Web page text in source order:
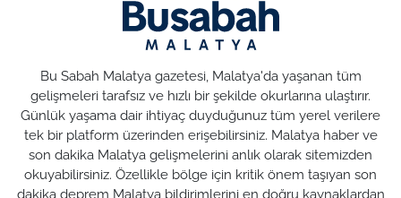
Bu Sabah Malatya gazetesi, Malatya'da yaşanan tüm
gelişmeleri tarafsız ve hızlı bir şekilde okurlarına ulaştırır.
Günlük yaşama dair ihtiyaç duyduğunuz tüm yerel verilere
tek bir platform üzerinden erişebilirsiniz. Malatya haber ve
son dakika Malatya gelişmelerini anlık olarak sitemizden
okuyabilirsiniz. Özellikle bölge için kritik önem taşıyan son
dakika deprem Malatya bildirimlerini en doğru kaynaklardan